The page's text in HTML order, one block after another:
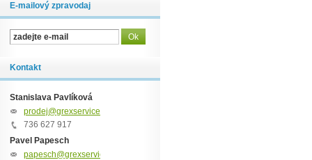
E-mailový zpravodaj
Kontakt
Stanislava Pavlíková
prodej@grexservice.cz
736 627 917
Pavel Papesch
papesch@grexservice.cz